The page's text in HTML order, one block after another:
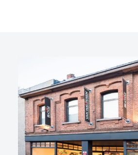
Sportvoeding
Verlichting
Verzorging